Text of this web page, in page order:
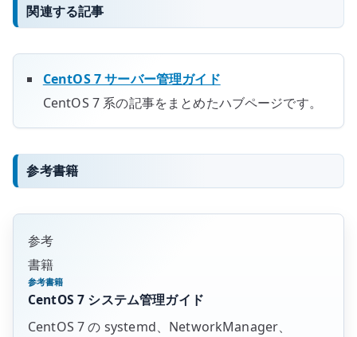
関連する記事
CentOS 7 サーバー管理ガイド
CentOS 7 系の記事をまとめたハブページです。
参考書籍
参考
書籍
参考書籍
CentOS 7 システム管理ガイド
CentOS 7 の systemd、NetworkManager、